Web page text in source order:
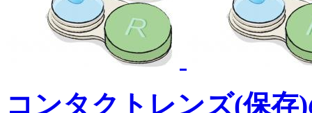
コンタクトレンズ(保存